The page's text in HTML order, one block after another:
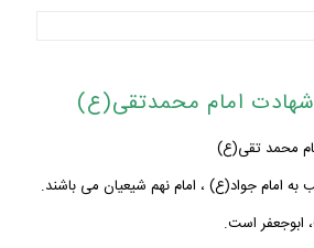
امام جواد(ع) ، امام نهم شیعیان می باشند.
ابوجعفر است.